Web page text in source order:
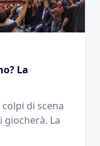
La
di scena
La